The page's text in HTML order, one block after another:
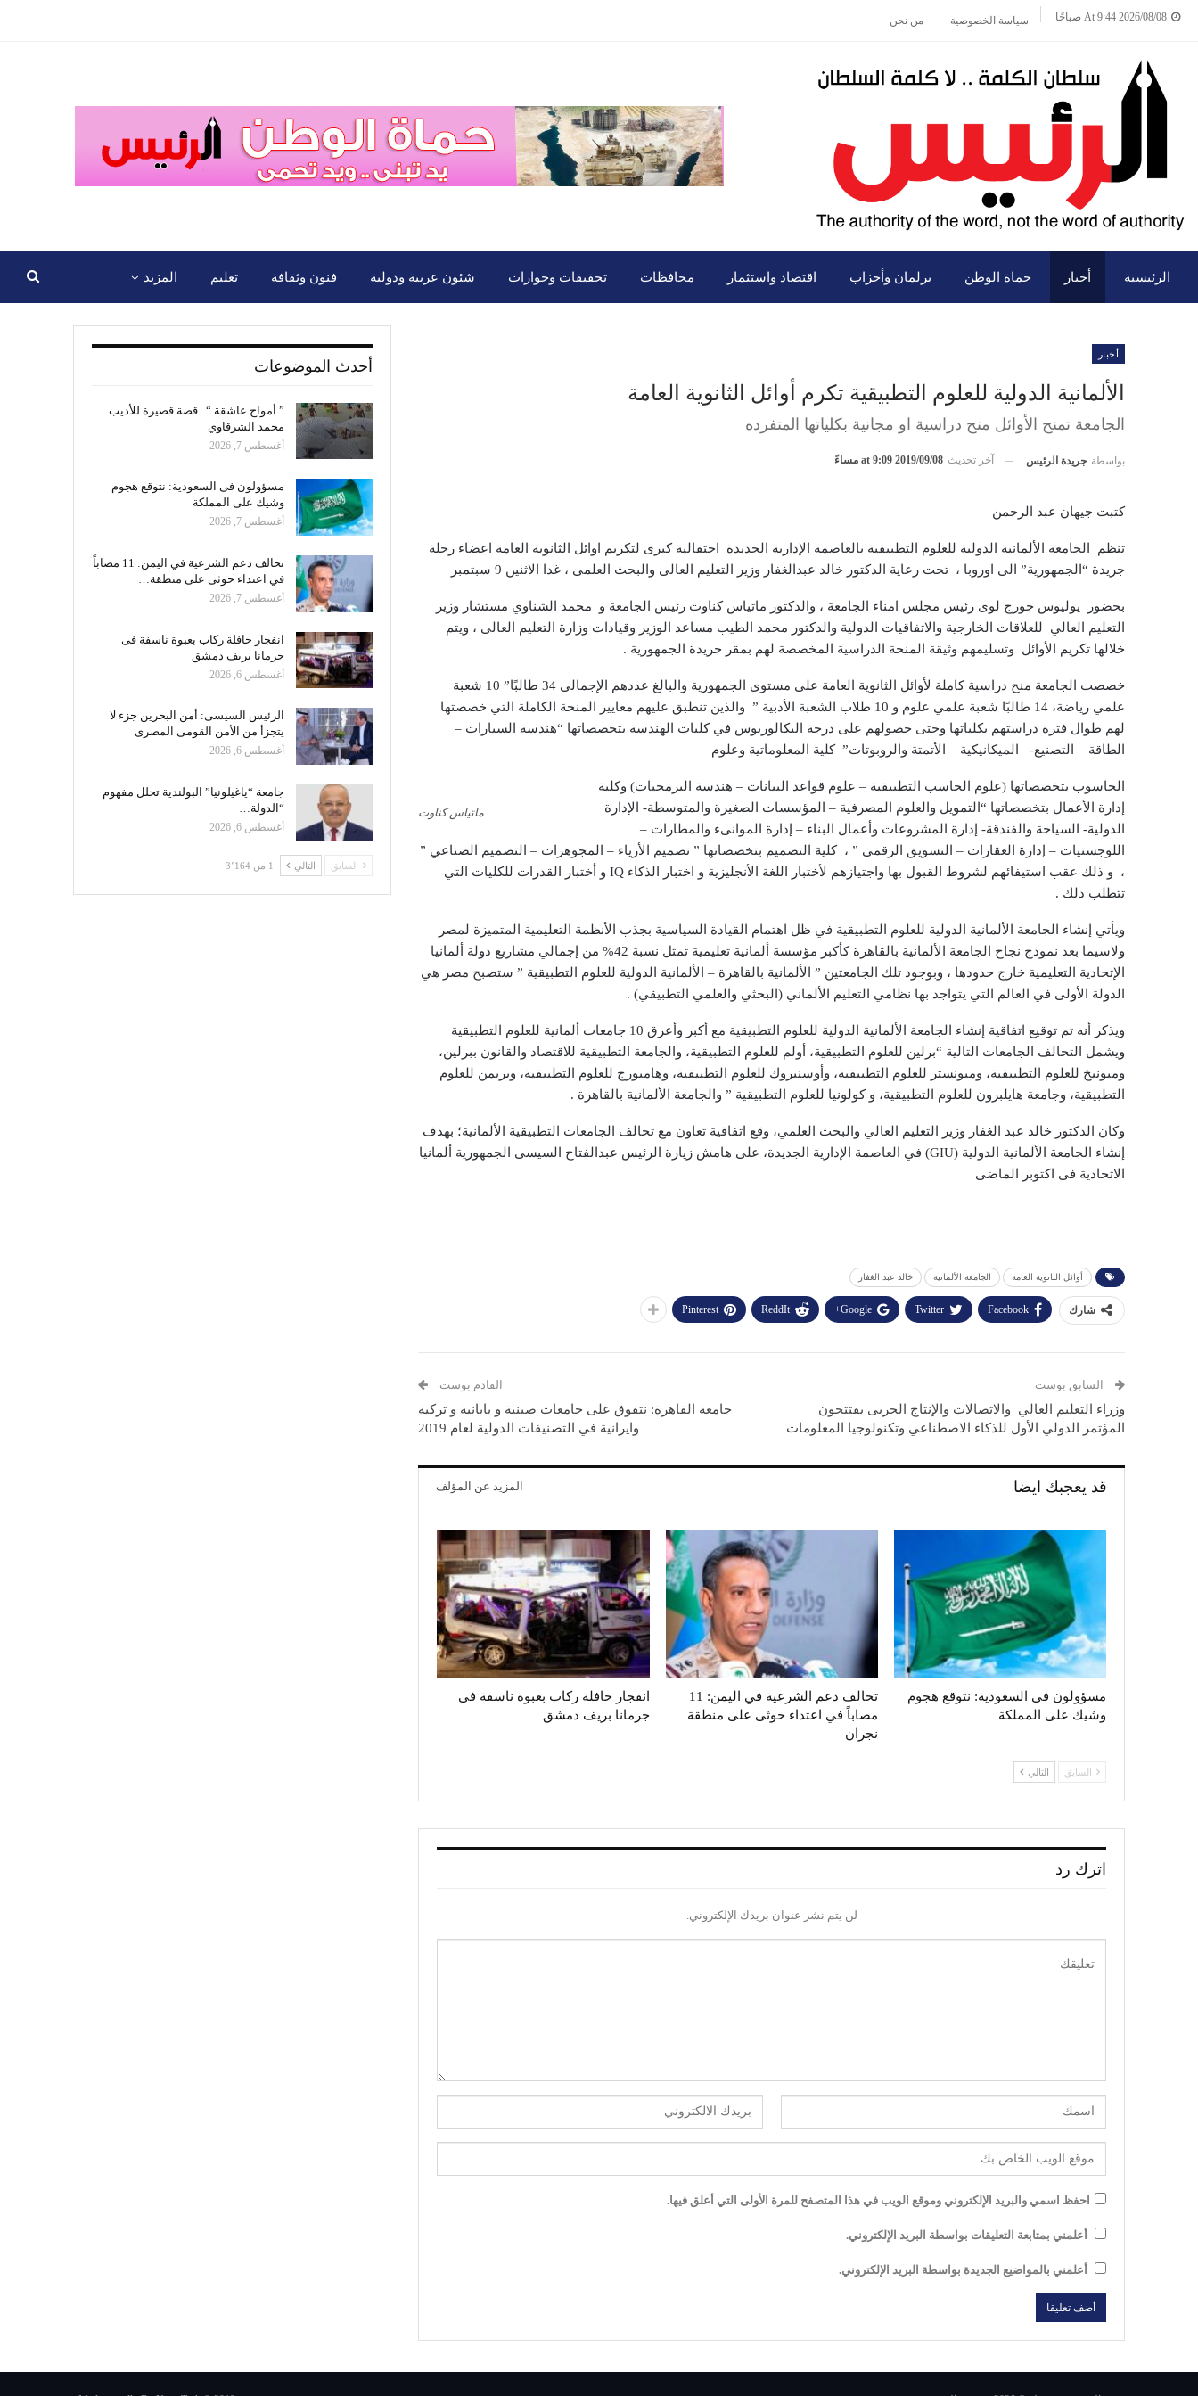
2026/08/08 At 9:44 صباحًا سياسة الخصوصية من نحن
الرئيسية أخبار حماة الوطن برلمان وأحزاب اقتصاد واستثمار محافظات تحقيقات وحوارات شئون عربية ودولية فنون وثقافة تعليم المزيد
أخبار
الألمانية الدولية للعلوم التطبيقية تكرم أوائل الثانوية العامة
الجامعة تمنح الأوائل منح دراسية او مجانية بكلياتها المتفرده
بواسطة جريدة الرئيس آخر تحديث 2019/09/08 at 9:09 مساءً
كتبت جيهان عبد الرحمن
تنظم الجامعة الألمانية الدولية للعلوم التطبيقية بالعاصمة الإدارية الجديدة احتفالية كبرى لتكريم اوائل الثانوية العامة اعضاء رحلة
جريدة “الجمهورية” الى اوروبا ، تحت رعاية الدكتور خالد عبدالغفار وزير التعليم العالى والبحث العلمى ، غدا الاثنين 9 سبتمبر
بحضور يوليوس جورج لوى رئيس مجلس امناء الجامعة ، والدكتور ماتياس كناوت رئيس الجامعة و محمد الشناوي مستشار وزير
التعليم العالي للعلاقات الخارجية والاتفاقيات الدولية والدكتور محمد الطيب مساعد الوزير وقيادات وزارة التعليم العالى ، ويتم
خلالها تكريم الأوائل وتسليمهم وثيقة المنحة الدراسية المخصصة لهم بمقر جريدة الجمهورية .
خصصت الجامعة منح دراسية كاملة لأوائل الثانوية العامة على مستوى الجمهورية والبالغ عددهم الإجمالى 34 طالبًا” 10 شعبة
علمي رياضة، 14 طالبًا شعبة علمي علوم و 10 طلاب الشعبة الأدبية ” والذين تنطبق عليهم معايير المنحة الكاملة التي خصصتها
لهم طوال فترة دراستهم بكلياتها وحتى حصولهم على درجة البكالوريوس في كليات الهندسة بتخصصاتها “هندسة السيارات –
الطاقة – التصنيع- الميكانيكية – الأتمتة والروبوتات” كلية المعلوماتية وعلوم
ماتياس كناوت
الحاسوب بتخصصاتها (علوم الحاسب التطبيقية – علوم قواعد البيانات – هندسة البرمجيات) وكلية
إدارة الأعمال بتخصصاتها “التمويل والعلوم المصرفية – المؤسسات الصغيرة والمتوسطة- الإدارة
الدولية- السياحة والفندقة- إدارة المشروعات وأعمال البناء – إدارة الموانىء والمطارات –
اللوجستيات – إدارة العقارات – التسويق الرقمى ” ، كلية التصميم بتخصصاتها ” تصميم الأزياء – المجوهرات – التصميم الصناعي ”
، و ذلك عقب استيفائهم لشروط القبول بها واجتيازهم لأختبار اللغة الأنجليزية و اختبار الذكاء IQ و أختبار القدرات للكليات التي
تتطلب ذلك .
ويأتي إنشاء الجامعة الألمانية الدولية للعلوم التطبيقية في ظل اهتمام القيادة السياسية بجذب الأنظمة التعليمية المتميزة لمصر
ولاسيما بعد نموذج نجاح الجامعة الألمانية بالقاهرة كأكبر مؤسسة ألمانية تعليمية تمثل نسبة 42% من إجمالي مشاريع دولة ألمانيا
الإتحادية التعليمية خارج حدودها ، وبوجود تلك الجامعتين ” الألمانية بالقاهرة – الألمانية الدولية للعلوم التطبيقية ” ستصبح مصر هي
الدولة الأولى في العالم التي يتواجد بها نظامي التعليم الألماني (البحثي والعلمي التطبيقي) .
ويذكر أنه تم توقيع اتفاقية إنشاء الجامعة الألمانية الدولية للعلوم التطبيقية مع أكبر وأعرق 10 جامعات ألمانية للعلوم التطبيقية
ويشمل التحالف الجامعات التالية “برلين للعلوم التطبيقية، أولم للعلوم التطبيقية، والجامعة التطبيقية للاقتصاد والقانون ببرلين،
وميونيخ للعلوم التطبيقية، وميونستر للعلوم التطبيقية، وأوسنبروك للعلوم التطبيقية، وهامبورج للعلوم التطبيقية، وبريمن للعلوم
التطبيقية، وجامعة هايلبرون للعلوم التطبيقية، و كولونيا للعلوم التطبيقية ” والجامعة الألمانية بالقاهرة .
وكان الدكتور خالد عبد الغفار وزير التعليم العالي والبحث العلمي، وقع اتفاقية تعاون مع تحالف الجامعات التطبيقية الألمانية؛ بهدف
إنشاء الجامعة الألمانية الدولية (GIU) في العاصمة الإدارية الجديدة، على هامش زيارة الرئيس عبدالفتاح السيسى الجمهورية ألمانيا
الاتحادية فى اكتوبر الماضى
أوائل الثانوية العامة الجامعة الألمانية خالد عبد الغفار
شارك Facebook
Twitter
Google+
ReddIt
Pinterest
السابق بوست
وزراء التعليم العالي والاتصالات والإنتاج الحربى يفتتحون
المؤتمر الدولي الأول للذكاء الاصطناعي وتكنولوجيا المعلومات
القادم بوست
جامعة القاهرة: نتفوق على جامعات صينية و يابانية و تركية
وايرانية في التصنيفات الدولية لعام 2019
قد يعجبك ايضا المزيد عن المؤلف
مسؤولون فى السعودية: نتوقع هجوم
وشيك على المملكة
تحالف دعم الشرعية في اليمن: 11
مصاباً في اعتداء حوثى على منطقة
نجران
انفجار حافلة ركاب بعبوة ناسفة فى
جرمانا بريف دمشق
السابق التالي
اترك رد
لن يتم نشر عنوان بريدك الإلكتروني.
احفظ اسمي والبريد الإلكتروني وموقع الويب في هذا المتصفح للمرة الأولى التي أعلق فيها.
أعلمني بمتابعة التعليقات بواسطة البريد الإلكتروني.
أعلمني بالمواضيع الجديدة بواسطة البريد الإلكتروني.
أحدث الموضوعات
” أمواج عاشقة “.. قصة قصيرة للأديب
محمد الشرقاوي
أغسطس 7, 2026
مسؤولون فى السعودية: نتوقع هجوم
وشيك على المملكة
أغسطس 7, 2026
تحالف دعم الشرعية في اليمن: 11 مصاباً
في اعتداء حوثى على منطقة…
أغسطس 7, 2026
انفجار حافلة ركاب بعبوة ناسفة فى
جرمانا بريف دمشق
أغسطس 6, 2026
الرئيس السيسى: أمن البحرين جزء لا
يتجزأ من الأمن القومى المصرى
أغسطس 6, 2026
جامعة “ياغيلونيا” البولندية تحلل مفهوم
“الدولة…
أغسطس 6, 2026
السابق التالي 1 من 3٬164